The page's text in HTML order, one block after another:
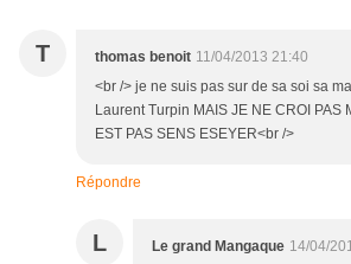
T thomas benoit 11/04/2013 21:40
<br /> je ne suis pas sur de sa soi sa
Laurent Turpin MAIS JE NE CROI PAS
EST PAS SENS ESEYER<br />
Répondre
L Le grand Mangaque 14/04/